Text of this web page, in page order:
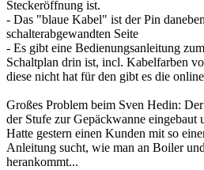
Steckeröffnung ist.
- Das "blaue Kabel" ist der Pin
schalterabgewandten Seite
- Es gibt eine Bedienungsanleitung
Schaltplan drin ist, incl. Kabelfarben
diese nicht hat für den gibt es die
Großes Problem beim Sven Hedin:
der Stufe zur Gepäckwanne eingebaut
Hatte gestern einen Kunden mit so
Anleitung sucht, wie man an Boiler
herankommt...